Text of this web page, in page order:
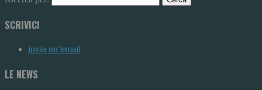
SCRIVICI
invia un’email
LE NEWS